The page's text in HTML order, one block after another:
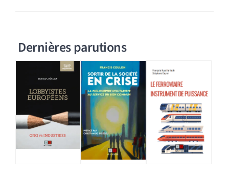
Dernières parutions